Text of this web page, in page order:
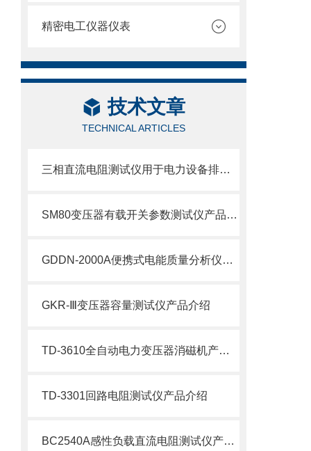
精密电工仪器仪表
技术文章
TECHNICAL ARTICLES
三相直流电阻测试仪用于电力设备排查隐患、预判故障
SM80变压器有载开关参数测试仪产品介绍
GDDN-2000A便携式电能质量分析仪产品介绍
GKR-Ⅲ变压器容量测试仪产品介绍
TD-3610全自动电力变压器消磁机产品介绍
TD-3301回路电阻测试仪产品介绍
BC2540A感性负载直流电阻测试仪产品介绍